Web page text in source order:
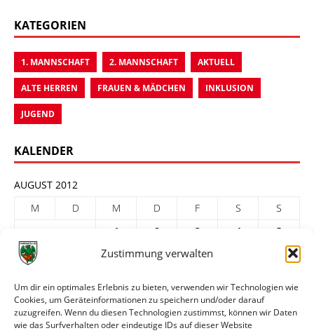
Zustimmung verwalten
Um dir ein optimales Erlebnis zu bieten, verwenden wir Technologien wie
Cookies, um Geräteinformationen zu speichern und/oder darauf
zuzugreifen. Wenn du diesen Technologien zustimmst, können wir Daten
wie das Surfverhalten oder eindeutige IDs auf dieser Website
KATEGORIEN
1. MANNSCHAFT 2. MANNSCHAFT AKTUELL
ALTE HERREN FRAUEN & MÄDCHEN INKLUSION
JUGEND
KALENDER
AUGUST 2012
M
D M D F S
S
1
2 3 4
5
6
8 9 10
20
21 22 23 24 25
27
28 29 30 31